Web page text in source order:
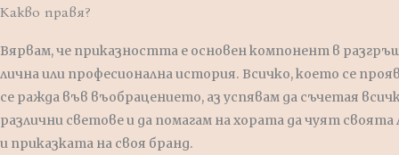
Какво правя?
Вярвам, че приказността е основен компонент в
лична или професионална история. Всичко, което се
се ражда във въобрацението, аз успявам да съчетая
различни светове и да помагам на хората да чуят своята
и приказката на своя бранд.